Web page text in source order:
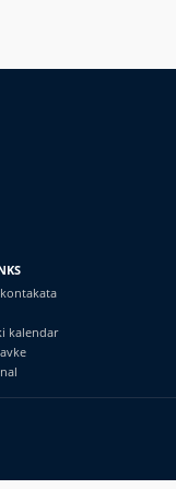
kalendar